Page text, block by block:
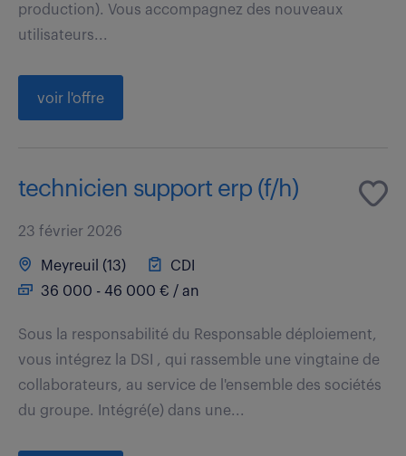
production). Vous accompagnez des nouveaux
utilisateurs...
voir l'offre
technicien support erp (f/h)
23 février 2026
Meyreuil (13)
CDI
36 000 - 46 000 € / an
Sous la responsabilité du Responsable déploiement,
vous intégrez la DSI , qui rassemble une vingtaine de
collaborateurs, au service de l'ensemble des sociétés
du groupe. Intégré(e) dans une...